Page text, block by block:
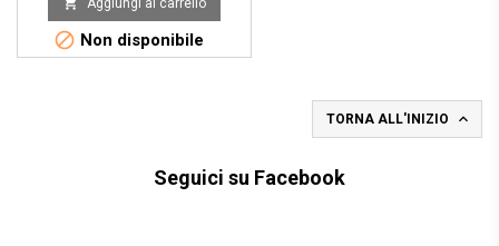
 Non disponibile
TORNA ALL'INIZIO 
Seguici su Facebook